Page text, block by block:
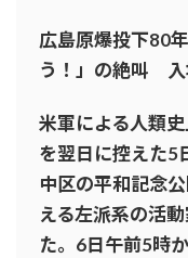
広島原爆投下80
う！」の絶叫 入
米軍による人類
を翌日に控えた5
中区の平和記念
える左派系の活
た。6日午前5時